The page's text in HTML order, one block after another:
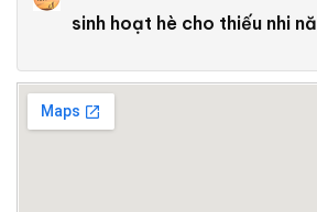
sinh hoạt hè cho thiếu nhi